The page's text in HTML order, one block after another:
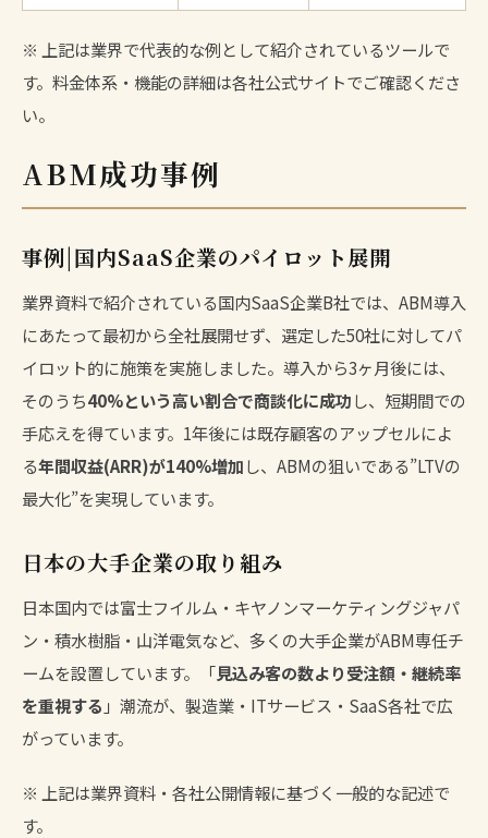
※ 上記は業界で代表的な例として紹介されているツールで
す。料金体系・機能の詳細は各社公式サイトでご確認くださ
い。
ABM成功事例
事例|国内SaaS企業のパイロット展開
業界資料で紹介されている国内SaaS企業B社では、ABM導入
にあたって最初から全社展開せず、選定した50社に対してパ
イロット的に施策を実施しました。導入から3ヶ月後には、
そのうち40%という高い割合で商談化に成功し、短期間での
手応えを得ています。1年後には既存顧客のアップセルによ
る年間収益(ARR)が140%増加し、ABMの狙いである”LTVの
最大化”を実現しています。
日本の大手企業の取り組み
日本国内では富士フイルム・キヤノンマーケティングジャパ
ン・積水樹脂・山洋電気など、多くの大手企業がABM専任チ
ームを設置しています。「見込み客の数より受注額・継続率
を重視する 」潮流が、製造業・ITサービス・SaaS各社で広
がっています。
※ 上記は業界資料・各社公開情報に基づく一般的な記述で
す。